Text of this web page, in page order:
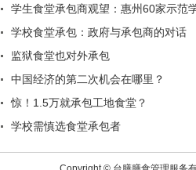
学生食堂承包商观望：惠州60家示范
学校食堂承包：政府与承包商的对话
监狱食堂也对外承包
中国经济的第二次机会在哪里？
惊！1.5万就承包工地食堂？
学校需慎选食堂承包者